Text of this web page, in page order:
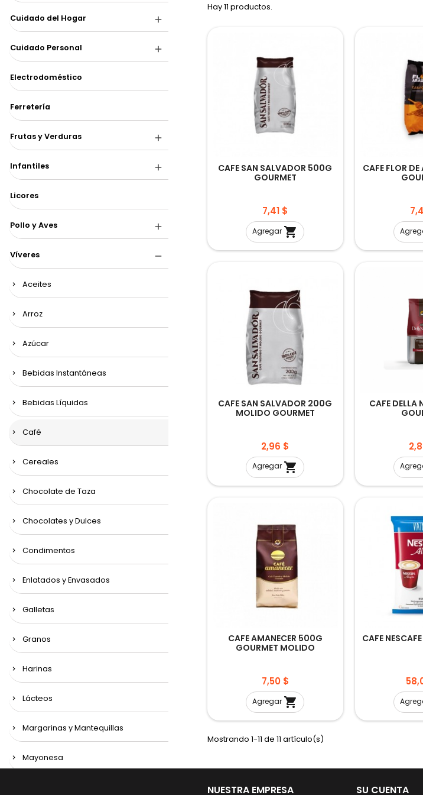
Cuidado del Hogar
Cuidado Personal
Electrodoméstico
Ferretería
Frutas y Verduras
Infantiles
Licores
Pollo y Aves
Víveres
Aceites
Arroz
Azúcar
Bebidas Instantáneas
Bebidas Líquidas
Café
Cereales
Chocolate de Taza
Chocolates y Dulces
Condimentos
Enlatados y Envasados
Galletas
Granos
Harinas
Lácteos
Margarinas y Mantequillas
Mayonesa
Hay 11 productos.
CAFE SAN SALVADOR 500G
GOURMET
Precio
7,41 $
Agregar 
CAFE FLOR
CAFE SAN SALVADOR 200G
MOLIDO GOURMET
Precio
2,96 $
Agregar 
CAFE
CAFE AMANECER 500G
GOURMET MOLIDO
Precio
7,50 $
Agregar 
CAFE
Mostrando 1-11 de 11 artículo(s)
NUESTRA EMPRESA SU CUENTA